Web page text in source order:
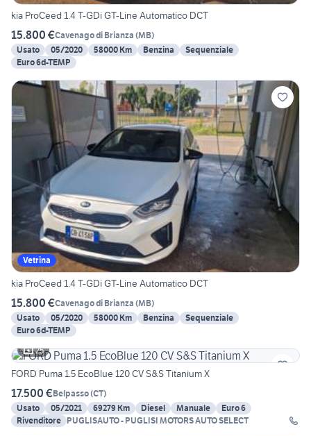
kia ProCeed 1.4 T-GDi GT-Line Automatico DCT
15.800 €Cavenago di Brianza (MB)
Usato
05/2020 58000 Km Benzina
Sequenziale
Euro 6d-TEMP
Vetrina
kia ProCeed 1.4 T-GDi GT-Line Automatico DCT
15.800 €Cavenago di Brianza (MB)
Usato
05/2020 58000 Km Benzina
Sequenziale
Euro 6d-TEMP
25
FORD Puma 1.5 EcoBlue 120 CV S&S Titanium X
17.500 €Belpasso(CT)
Usato
05/2021 69279 Km Diesel Manuale
Euro 6
Rivenditore
PUGLISAUTO - PUGLISI MOTORS AUTO SELECT